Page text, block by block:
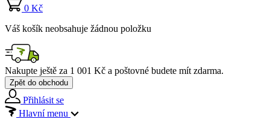
0 Kč
Váš košík neobsahuje žádnou položku
Nakupte ještě za 1 001 Kč a poštovné budete mít zdarma.
Zpět do obchodu
Přihlásit se
Hlavní menu